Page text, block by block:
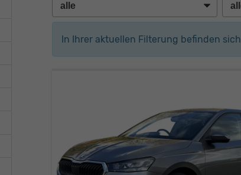
In Ihrer aktuellen Filterung befinden sich